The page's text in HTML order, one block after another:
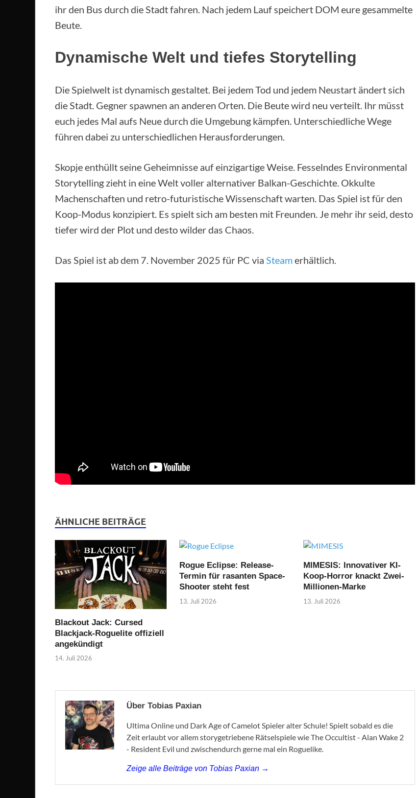
ihr den Bus durch die Stadt fahren. Nach jedem Lauf speichert DOM eure gesammelte
Beute.
Dynamische Welt und tiefes Storytelling
Die Spielwelt ist dynamisch gestaltet. Bei jedem Tod und jedem Neustart ändert sich
die Stadt. Gegner spawnen an anderen Orten. Die Beute wird neu verteilt. Ihr müsst
euch jedes Mal aufs Neue durch die Umgebung kämpfen. Unterschiedliche Wege
führen dabei zu unterschiedlichen Herausforderungen.
Skopje enthüllt seine Geheimnisse auf einzigartige Weise. Fesselndes Environmental
Storytelling zieht in eine Welt voller alternativer Balkan-Geschichte. Okkulte
Machenschaften und retro-futuristische Wissenschaft warten. Das Spiel ist für den
Koop-Modus konzipiert. Es spielt sich am besten mit Freunden. Je mehr ihr seid, desto
tiefer wird der Plot und desto wilder das Chaos.
Das Spiel ist ab dem 7. November 2025 für PC via Steamerhältlich.
ÄHNLICHE BEITRÄGE
Blackout Jack: Cursed
Blackjack-Roguelite offiziell
angekündigt
14. Juli 2026
Rogue Eclipse: Release-
Termin für rasanten Space-
Shooter steht fest
13. Juli 2026
MIMESIS: Innovativer KI-
Koop-Horror knackt Zwei-
Millionen-Marke
13. Juli 2026
Über Tobias Paxian
Ultima Online und Dark Age of Camelot Spieler alter Schule! Spielt sobald es die
Zeit erlaubt vor allem storygetriebene Rätselspiele wie The Occultist - Alan Wake 2
- Resident Evil und zwischendurch gerne mal ein Roguelike.
Zeige alle Beiträge von Tobias Paxian →